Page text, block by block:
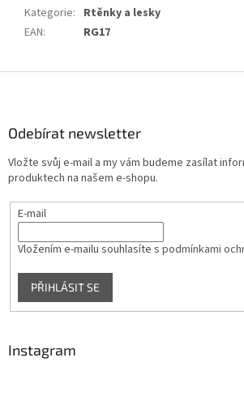
Kategorie: Rtěnky a lesky
EAN: RG17
Odebírat newsletter
Vložte svůj e-mail a my vám budeme zasílat
produktech na našem e-shopu.
E-mail
Vložením e-mailu souhlasíte s podmínkami
PŘIHLÁSIT SE
Instagram